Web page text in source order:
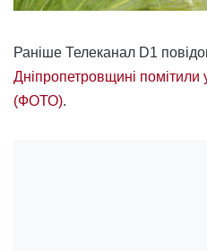
Раніше Телеканал D1
Дніпропетровщині помітили
(ФОТО).